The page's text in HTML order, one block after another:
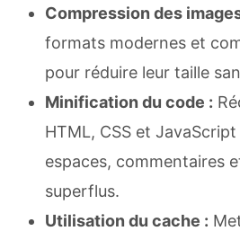
Compression des
formats modernes et
pour réduire leur taille
Minification du code :
HTML, CSS et
espaces, commentaires
superflus.
Utilisation du cache :